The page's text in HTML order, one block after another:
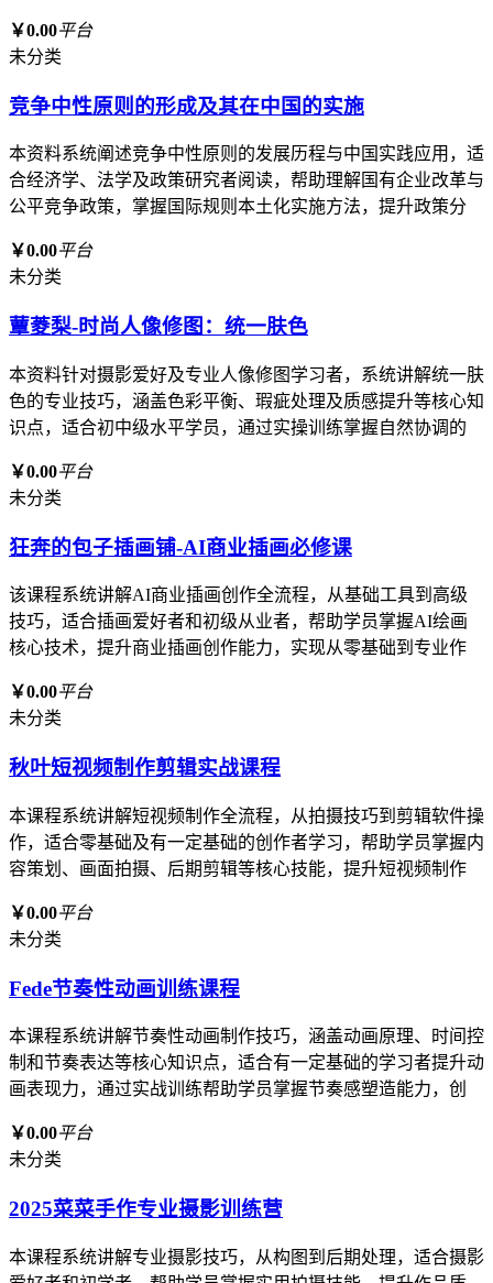
￥0.00平台
未分类
竞争中性原则的形成及其在中国的实施
本资料系统阐述竞争中性原则的发展历程与中国实践应用，适
合经济学、法学及政策研究者阅读，帮助理解国有企业改革与
公平竞争政策，掌握国际规则本土化实施方法，提升政策分
￥0.00平台
未分类
蕈菱梨-时尚人像修图：统一肤色
本资料针对摄影爱好及专业人像修图学习者，系统讲解统一肤
色的专业技巧，涵盖色彩平衡、瑕疵处理及质感提升等核心知
识点，适合初中级水平学员，通过实操训练掌握自然协调的
￥0.00平台
未分类
狂奔的包子插画铺-AI商业插画必修课
该课程系统讲解AI商业插画创作全流程，从基础工具到高级
技巧，适合插画爱好者和初级从业者，帮助学员掌握AI绘画
核心技术，提升商业插画创作能力，实现从零基础到专业作
￥0.00平台
未分类
秋叶短视频制作剪辑实战课程
本课程系统讲解短视频制作全流程，从拍摄技巧到剪辑软件操
作，适合零基础及有一定基础的创作者学习，帮助学员掌握内
容策划、画面拍摄、后期剪辑等核心技能，提升短视频制作
￥0.00平台
未分类
Fede节奏性动画训练课程
本课程系统讲解节奏性动画制作技巧，涵盖动画原理、时间控
制和节奏表达等核心知识点，适合有一定基础的学习者提升动
画表现力，通过实战训练帮助学员掌握节奏感塑造能力，创
￥0.00平台
未分类
2025菜菜手作专业摄影训练营
本课程系统讲解专业摄影技巧，从构图到后期处理，适合摄影